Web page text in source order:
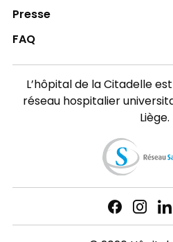
Presse
FAQ
L’hôpital de la Citadelle
réseau hospitalier
Liège.